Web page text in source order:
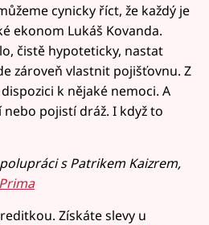
cynicky říct, že každý je
ekonom Lukáš Kovanda.
čistě hypoteticky, nastat
zároveň vlastnit pojišťovnu. Z
k nějaké nemoci. A
pojistí dráž. I když to
s Patrikem Kaizrem,
Získáte slevy u